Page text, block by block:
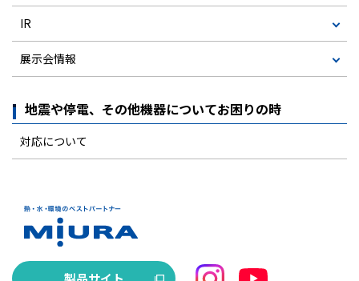
IR
展示会情報
地震や停電、その他機器についてお困りの時
対応について